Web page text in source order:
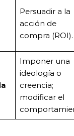
Persuadir a la
acción de
compra (ROI).
Imponer una
ideología o
creencia;
modificar el